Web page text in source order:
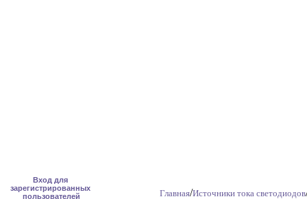
Вход для
зарегистрированных
пользователей
Главная/Источники тока светодиодов